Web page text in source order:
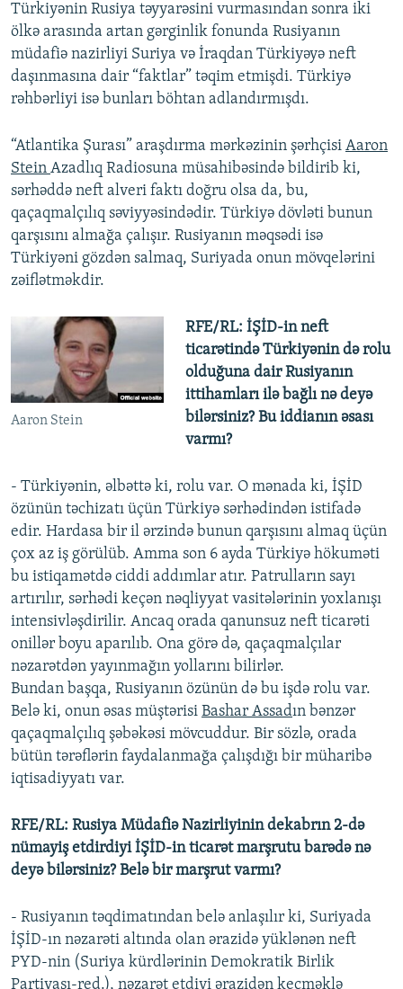
Türkiyənin Rusiya təyyarəsini vurmasından sonra iki
ölkə arasında artan gərginlik fonunda Rusiyanın
müdafiə nazirliyi Suriya və İraqdan Türkiyəyə neft
daşınmasına dair “faktlar” təqim etmişdi. Türkiyə
rəhbərliyi isə bunları böhtan adlandırmışdı.
“Atlantika Şurası” araşdırma mərkəzinin şərhçisi Aaron
Stein Azadlıq Radiosuna müsahibəsində bildirib ki,
sərhəddə neft alveri faktı doğru olsa da, bu,
qaçaqmalçılıq səviyyəsindədir. Türkiyə dövləti bunun
qarşısını almağa çalışır. Rusiyanın məqsədi isə
Türkiyəni gözdən salmaq, Suriyada onun mövqelərini
zəiflətməkdir.
Aaron Stein
RFE/RL: İŞİD-in neft
ticarətində Türkiyənin də rolu
olduğuna dair Rusiyanın
ittihamları ilə bağlı nə deyə
bilərsiniz? Bu iddianın əsası
varmı?
- Türkiyənin, əlbəttə ki, rolu var. O mənada ki, İŞİD
özünün təchizatı üçün Türkiyə sərhədindən istifadə
edir. Hardasa bir il ərzində bunun qarşısını almaq üçün
çox az iş görülüb. Amma son 6 ayda Türkiyə hökuməti
bu istiqamətdə ciddi addımlar atır. Patrulların sayı
artırılır, sərhədi keçən nəqliyyat vasitələrinin yoxlanışı
intensivləşdirilir. Ancaq orada qanunsuz neft ticarəti
onillər boyu aparılıb. Ona görə də, qaçaqmalçılar
nəzarətdən yayınmağın yollarını bilirlər.
Bundan başqa, Rusiyanın özünün də bu işdə rolu var.
Belə ki, onun əsas müştərisi Bashar Assadın bənzər
qaçaqmalçılıq şəbəkəsi mövcuddur. Bir sözlə, orada
bütün tərəflərin faydalanmağa çalışdığı bir müharibə
iqtisadiyyatı var.
RFE/RL: Rusiya Müdafiə Nazirliyinin dekabrın 2-də
nümayiş etdirdiyi İŞİD-in ticarət marşrutu barədə nə
deyə bilərsiniz? Belə bir marşrut varmı?
- Rusiyanın təqdimatından belə anlaşılır ki, Suriyada
İŞİD-ın nəzarəti altında olan ərazidə yüklənən neft
PYD-nin (Suriya kürdlərinin Demokratik Birlik
Partiyası-red.), nəzarət etdiyi ərazidən keçməklə